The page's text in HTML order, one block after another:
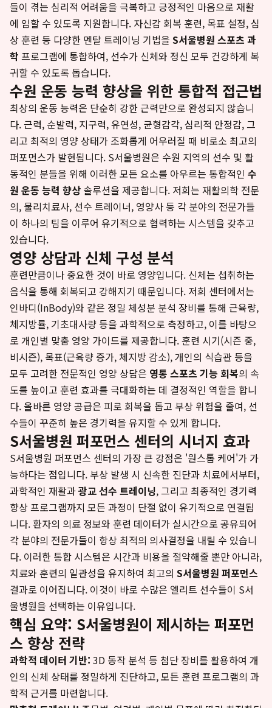
들이 겪는 심리적 어려움을 극복하고 긍정적인 마음으로 재활
에 임할 수 있도록 지원합니다. 자신감 회복 훈련, 목표 설정, 심
상 훈련 등 다양한 멘탈 트레이닝 기법을 S서울병원 스포츠 과
학 프로그램에 통합하여, 선수가 신체와 정신 모두 건강하게 복
귀할 수 있도록 돕습니다.
수원 운동 능력 향상을 위한 통합적 접근법
최상의 운동 능력은 단순히 강한 근력만으로 완성되지 않습니
다. 근력, 순발력, 지구력, 유연성, 균형감각, 심리적 안정감, 그
리고 최적의 영양 상태가 조화롭게 어우러질 때 비로소 최고의
퍼포먼스가 발현됩니다. S서울병원은 수원 지역의 선수 및 활
동적인 분들을 위해 이러한 모든 요소를 아우르는 통합적인 수
원 운동 능력 향상 솔루션을 제공합니다. 저희는 재활의학 전문
의, 물리치료사, 선수 트레이너, 영양사 등 각 분야의 전문가들
이 하나의 팀을 이루어 유기적으로 협력하는 시스템을 갖추고
있습니다.
영양 상담과 신체 구성 분석
훈련만큼이나 중요한 것이 바로 영양입니다. 신체는 섭취하는
음식을 통해 회복되고 강해지기 때문입니다. 저희 센터에서는
인바디(InBody)와 같은 정밀 체성분 분석 장비를 통해 근육량,
체지방률, 기초대사량 등을 과학적으로 측정하고, 이를 바탕으
로 개인별 맞춤 영양 가이드를 제공합니다. 훈련 시기(시즌 중,
비시즌), 목표(근육량 증가, 체지방 감소), 개인의 식습관 등을
모두 고려한 전문적인 영양 상담은 영통 스포츠 기능 회복의 속
도를 높이고 훈련 효과를 극대화하는 데 결정적인 역할을 합니
다. 올바른 영양 공급은 피로 회복을 돕고 부상 위험을 줄여, 선
수들이 꾸준히 높은 경기력을 유지할 수 있게 합니다.
S서울병원 퍼포먼스 센터의 시너지 효과
S서울병원 퍼포먼스 센터의 가장 큰 강점은 '원스톱 케어'가 가
능하다는 점입니다. 부상 발생 시 신속한 진단과 치료에서부터,
과학적인 재활과광교 선수 트레이닝, 그리고 최종적인 경기력
향상 프로그램까지 모든 과정이 단절 없이 유기적으로 연결됩
니다. 환자의 의료 정보와 훈련 데이터가 실시간으로 공유되어
각 분야의 전문가들이 항상 최적의 의사결정을 내릴 수 있습니
다. 이러한 통합 시스템은 시간과 비용을 절약해줄 뿐만 아니라,
치료와 훈련의 일관성을 유지하여 최고의 S서울병원 퍼포먼스
결과로 이어집니다. 이것이 바로 수많은 엘리트 선수들이 S서
울병원을 선택하는 이유입니다.
핵심 요약: S서울병원이 제시하는 퍼포먼
스 향상 전략
과학적 데이터 기반: 3D 동작 분석 등 첨단 장비를 활용하여 개
인의 신체 상태를 정밀하게 진단하고, 모든 훈련 프로그램의 과
학적 근거를 마련합니다.